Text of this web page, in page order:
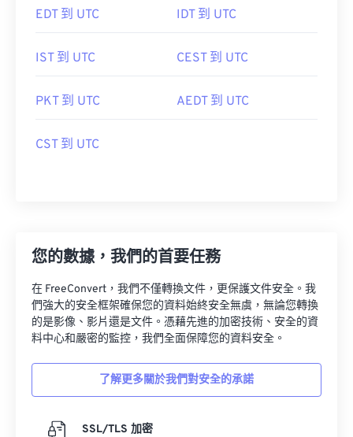
EDT 到 UTC IDT 到 UTC
IST 到 UTC CEST 到 UTC
PKT 到 UTC AEDT 到 UTC
CST 到 UTC
您的數據，我們的首要任務
在 FreeConvert，我們不僅轉換文件，更保護文件安全。我
們強大的安全框架確保您的資料始終安全無虞，無論您轉換
的是影像、影片還是文件。憑藉先進的加密技術、安全的資
料中心和嚴密的監控，我們全面保障您的資料安全。
了解更多關於我們對安全的承諾
SSL/TLS 加密